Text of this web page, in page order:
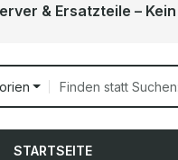
& Ersatzteile –
STARTSEITE